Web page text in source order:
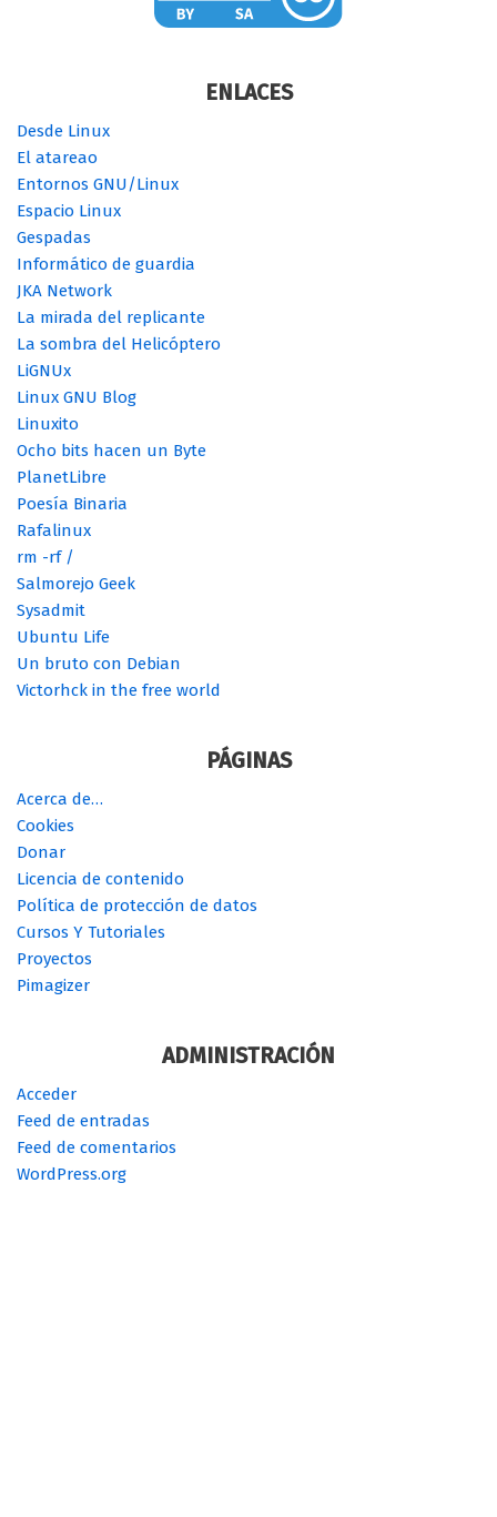
ENLACES
Desde Linux
El atareao
Entornos GNU/Linux
Espacio Linux
Gespadas
Informático de guardia
JKA Network
La mirada del replicante
La sombra del Helicóptero
LiGNUx
Linux GNU Blog
Linuxito
Ocho bits hacen un Byte
PlanetLibre
Poesía Binaria
Rafalinux
rm -rf /
Salmorejo Geek
Sysadmit
Ubuntu Life
Un bruto con Debian
Victorhck in the free world
PÁGINAS
Acerca de…
Cookies
Donar
Licencia de contenido
Política de protección de datos
Cursos Y Tutoriales
Proyectos
Pimagizer
ADMINISTRACIÓN
Acceder
Feed de entradas
Feed de comentarios
WordPress.org